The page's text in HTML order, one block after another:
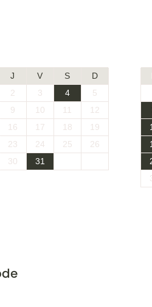
J V S
D
2 3 4
5
9 10 11
12
16 17 18
19
23 24 25
26
30 31